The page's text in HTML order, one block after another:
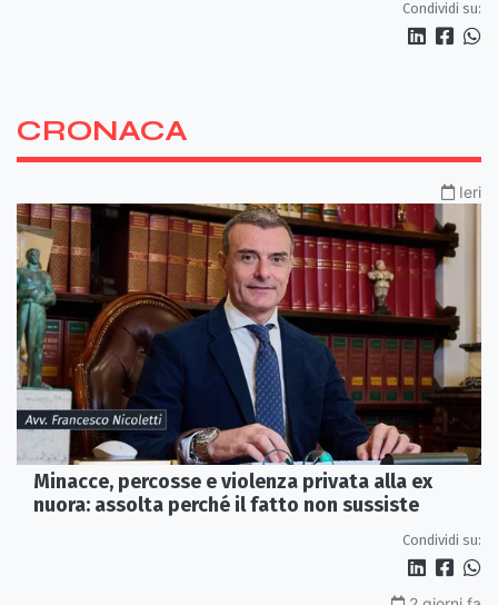
Condividi su:
CRONACA
Ieri
Minacce, percosse e violenza privata alla ex
nuora: assolta perché il fatto non sussiste
Condividi su: